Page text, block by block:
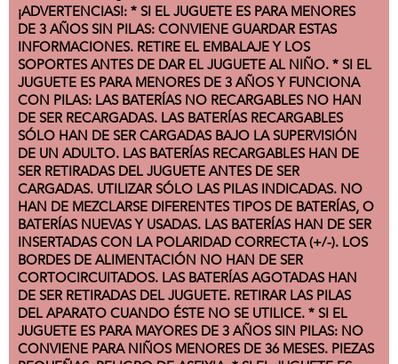
¡ADVERTENCIAS!: * SI EL JUGUETE ES PARA MENORES
DE 3 AÑOS SIN PILAS: CONVIENE GUARDAR ESTAS
INFORMACIONES. RETIRE EL EMBALAJE Y LOS
SOPORTES ANTES DE DAR EL JUGUETE AL NIÑO. * SI EL
JUGUETE ES PARA MENORES DE 3 AÑOS Y FUNCIONA
CON PILAS: LAS BATERÍAS NO RECARGABLES NO HAN
DE SER RECARGADAS. LAS BATERÍAS RECARGABLES
SÓLO HAN DE SER CARGADAS BAJO LA SUPERVISIÓN
DE UN ADULTO. LAS BATERÍAS RECARGABLES HAN DE
SER RETIRADAS DEL JUGUETE ANTES DE SER
CARGADAS. UTILIZAR SÓLO LAS PILAS INDICADAS. NO
HAN DE MEZCLARSE DIFERENTES TIPOS DE BATERÍAS, O
BATERÍAS NUEVAS Y USADAS. LAS BATERÍAS HAN DE SER
INSERTADAS CON LA POLARIDAD CORRECTA (+/-). LOS
BORDES DE ALIMENTACIÓN NO HAN DE SER
CORTOCIRCUITADOS. LAS BATERÍAS AGOTADAS HAN
DE SER RETIRADAS DEL JUGUETE. RETIRAR LAS PILAS
DEL APARATO CUANDO ÉSTE NO SE UTILICE. * SI EL
JUGUETE ES PARA MAYORES DE 3 AÑOS SIN PILAS: NO
CONVIENE PARA NIÑOS MENORES DE 36 MESES. PIEZAS